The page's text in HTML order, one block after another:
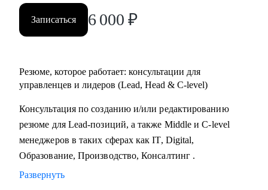
Как я работаю:
клиента,
бренд,
крупных компаний.
Записаться 6 000 ₽
Резюме, которое работает: консультации для
управленцев и лидеров (Lead, Head & C-level)
Консультация по созданию и/или редактированию
резюме для Lead-позиций, а также Middle и C-level
менеджеров в таких сферах как IT, Digital,
Образование, Производство, Консалтинг .
Развернуть